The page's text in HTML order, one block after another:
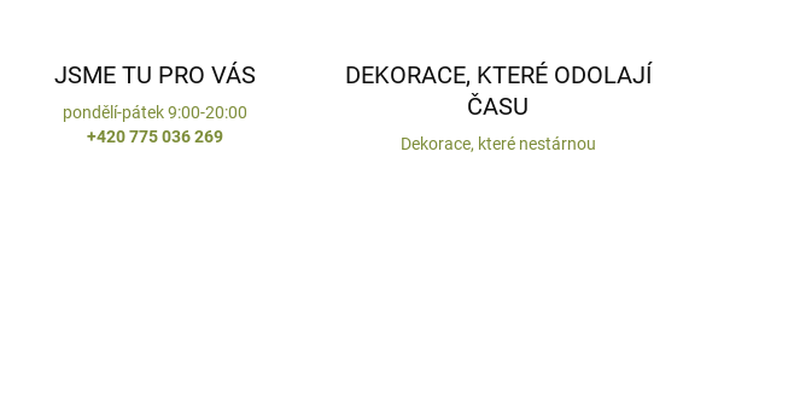
JSME TU PRO VÁS
pondělí-pátek 9:00-20:00
+420 775 036 269
DEKORACE, KTERÉ ODOLAJÍ
ČASU
Dekorace, které nestárnou